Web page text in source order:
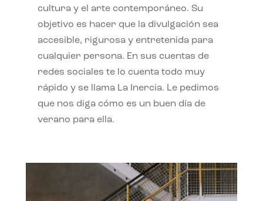
cultura y el arte contemporáneo. Su
objetivo es hacer que la divulgación sea
accesible, rigurosa y entretenida para
cualquier persona. En sus cuentas de
redes sociales te lo cuenta todo muy
rápido y se llama La Inercia. Le pedimos
que nos diga cómo es un buen día de
verano para ella.